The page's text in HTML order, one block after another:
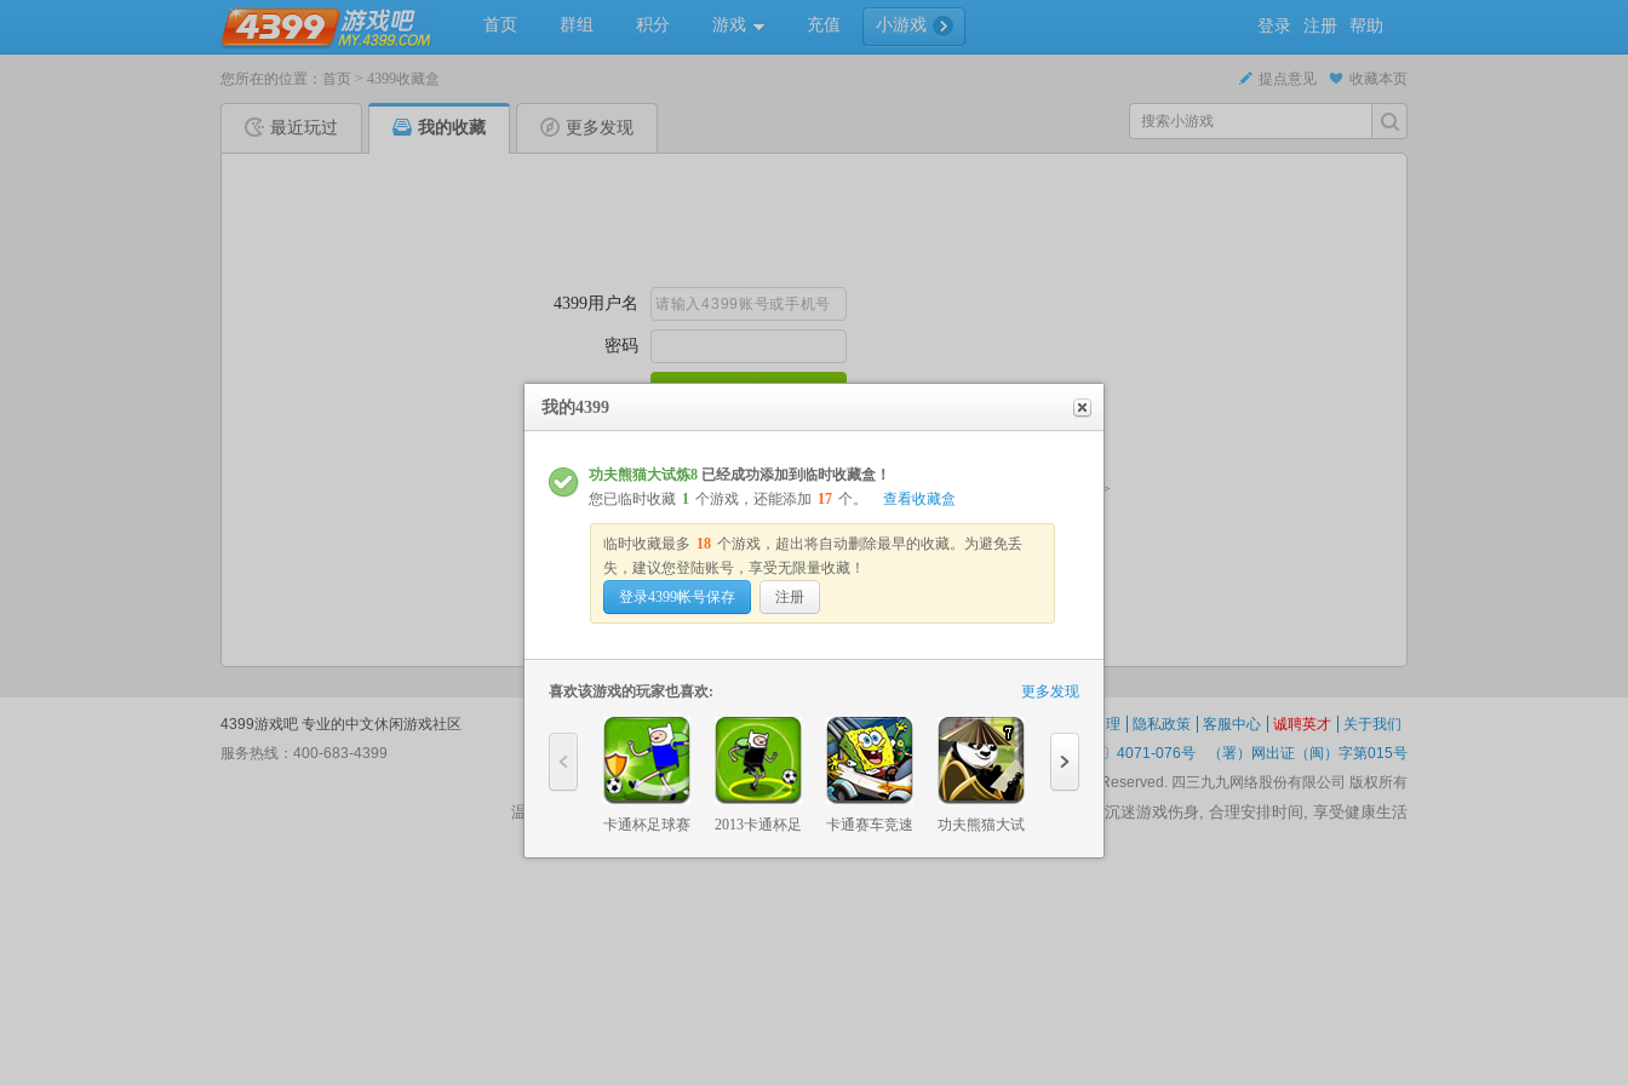
首页 群组 积分 游戏 充值 小游戏 登录 注册 帮助
收藏本页
提点意见
您所在的位置： 首页 > 4399收藏盒
最近玩过 我的收藏 更多发现
4399游戏吧 专业的中文休闲游戏社区
服务热线：400-683-4399
关于我们
诚聘英才
客服中心
隐私政策
纠纷处理
未成年人家长监护
网站地图
4399新浪官方微博
ICP证：闽B2-20040099
不良信息举报中心 闽网文〔2021〕4071-076号
（署）网出证（闽）字第015号
Copyright©2004 -
2026 4399.com All Rights Reserved. 四三九九网络股份有限公司 版权所有
温馨提示: 抵制不良游戏, 拒绝盗版游戏, 注意自我保护, 谨防受骗上当, 适度游戏益脑, 沉迷游戏伤身, 合理安排时间, 享受健康生活
我的4399
功夫熊猫大试炼8 已经成功添加到临时收藏盒！
您已临时收藏 1 个游戏，还能添加 17 个。 查看收藏盒
临时收藏最多 18 个游戏，超出将自动删除最早的收藏。为避免丢
失，建议您登陆账号，享受无限量收藏！
登录4399帐号保存
注册
喜欢该游戏的玩家也喜欢: 更多发现
卡通杯足球赛
2013卡通杯足
卡通赛车竞速
功夫熊猫大试
乐高人格斗
枪战大追击无
功夫熊猫大试
女孩们的枕头